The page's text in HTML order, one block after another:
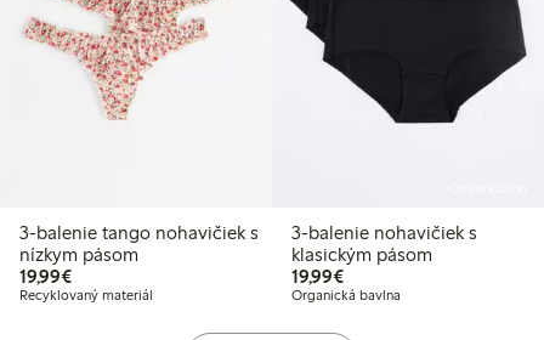
3-balenie tango nohavičiek s
nízkym pásom
19,99€19,99 €
Recyklovaný materiál
3-balenie nohavičiek s
klasickým pásom
19,99€19,99 €
Organická bavlna